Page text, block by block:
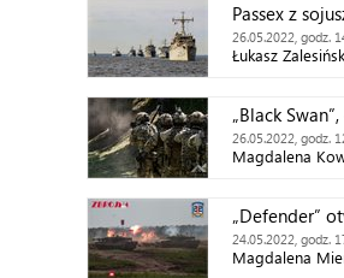
Passex z
26.05.2022, godz.
Łukasz
„Black
26.05.2022, godz.
Magdalena
„Defender”
24.05.2022, godz.
Magdalena